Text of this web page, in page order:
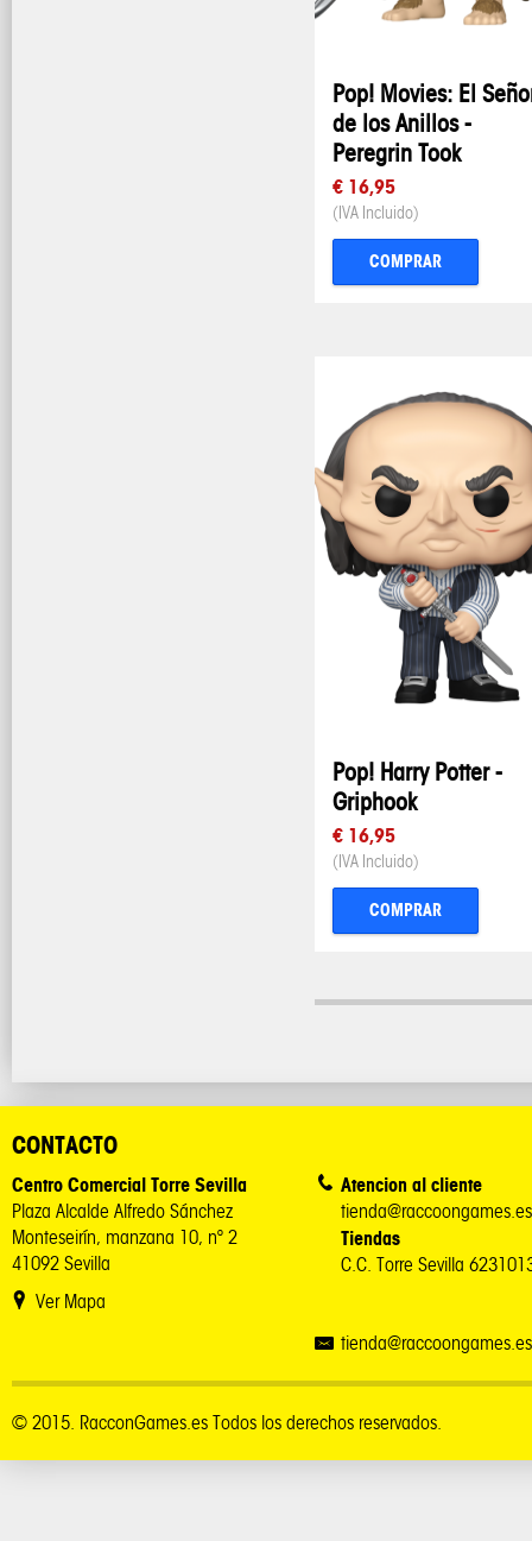
Pop! Movies: El
de los Anillos -
Peregrin Took
€ 16,95
(IVA Incluido)
COMPRAR
Pop! Harry Potter -
Griphook
€ 16,95
(IVA Incluido)
COMPRAR
CONTACTO
Centro Comercial Torre Sevilla
Plaza Alcalde Alfredo Sánchez
Monteseirín, manzana 10, nº 2
41092 Sevilla
Ver Mapa
Atencion al cliente
tienda@raccoongames.es
Tiendas
C.C. Torre Sevilla
tienda@raccoongames.es
© 2015. RacconGames.es Todos los derechos reservados.